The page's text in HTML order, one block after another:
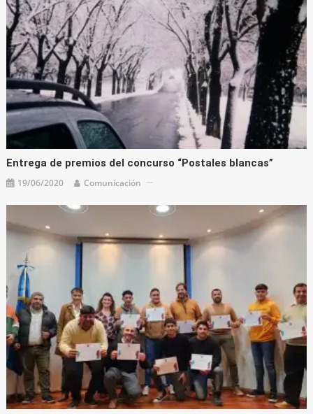
Entrega de premios del concurso “Postales blancas”
19/06/2020 Comunicación